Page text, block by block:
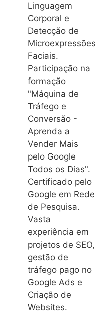
Linguagem
Corporal e
Detecção de
Microexpressões
Faciais.
Participação na
formação
"Máquina de
Tráfego e
Conversão -
Aprenda a
Vender Mais
pelo Google
Todos os Dias".
Certificado pelo
Google em Rede
de Pesquisa.
Vasta
experiência em
projetos de SEO,
gestão de
tráfego pago no
Google Ads e
Criação de
Websites.